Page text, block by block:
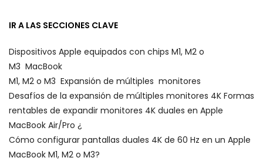
IR A LAS SECCIONES CLAVE
Dispositivos Apple equipados con chips M1, M2 o
M3 MacBook
M1, M2 o M3 Expansión de múltiples monitores
Desafíos de la expansión de múltiples monitores 4K Formas
rentables de expandir monitores 4K duales en Apple
MacBook Air/Pro ¿
Cómo configurar pantallas duales 4K de 60 Hz en un Apple
MacBook M1, M2 o M3?